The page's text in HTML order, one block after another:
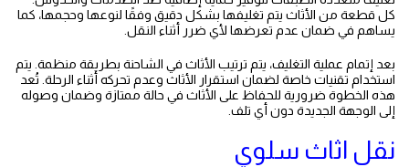
كل قطعة من الأثاث يتم تغليفها بشكل دقيق وفقًا لنوعها وحجمها، كما
يساهم في ضمان عدم تعرضها لأي ضرر أثناء النقل.
بعد إتمام عملية التغليف، يتم ترتيب الأثاث في الشاحنة بطريقة منظمة. يتم
استخدام تقنيات خاصة لضمان استقرار الأثاث وعدم تحركه أثناء الرحلة. تُعد
هذه الخطوة ضرورية للحفاظ على الأثاث في حالة ممتازة وضمان وصوله
إلى الوجهة الجديدة دون أي تلف.
نقل اثاث سلوي